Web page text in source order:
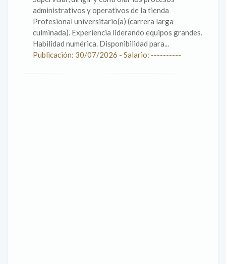
administrativos y operativos de la tienda
Profesional universitario(a) (carrera larga
culminada). Experiencia liderando equipos grandes.
Habilidad numérica. Disponibilidad para...
Publicación: 30/07/2026 - Salario: ----------